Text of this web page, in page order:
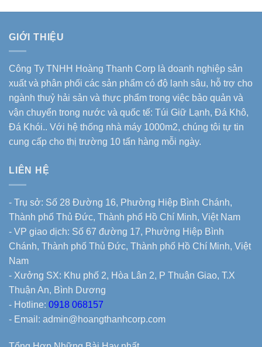
GIỚI THIỆU
Công Ty TNHH Hoàng Thanh Corp là doanh nghiệp sản
xuất và phân phối các sản phẩm có độ lạnh sâu, hỗ trợ cho
ngành thuỷ hải sản và thực phẩm trong việc bảo quản và
vận chuyển trong nước và quốc tế: Túi Giữ Lạnh, Đá Khô,
Đá Khói.. Với hệ thống nhà máy 1000m2, chúng tôi tự tin
cung cấp cho thị trường 10 tấn hàng mỗi ngày.
LIÊN HỆ
- Trụ sở: Số 28 Đường 16, Phường Hiệp Bình Chánh,
Thành phố Thủ Đức, Thành phố Hồ Chí Minh, Việt Nam
- VP giao dịch: Số 67 đường 17, Phường Hiệp Bình
Chánh, Thành phố Thủ Đức, Thành phố Hồ Chí Minh, Việt
Nam
- Xưởng SX: Khu phố 2, Hòa Lân 2, P Thuận Giao, T.X
Thuận An, Bình Dương
- Hotline: 0918 068157
- Email: admin@hoangthanhcorp.com